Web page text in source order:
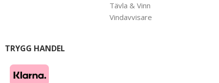
Tävla & Vinn
Vindavvisare
TRYGG HANDEL